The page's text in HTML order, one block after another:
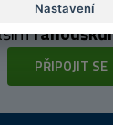
PŘIPOJIT SE
Nastavení